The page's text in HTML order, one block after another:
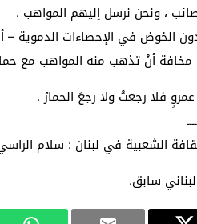
، ونحن نرسل إليهم المواهب .
الخوض في الإحصاءات الدموية –
مخافة أنْ تذهب منه المواهب مع
فلا رجعتْ ولا رجعَ الحمارُ .
سابق.